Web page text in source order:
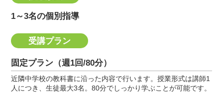
1～3名の個別指導
受講プラン
固定プラン（週1回/80分）
近隣中学校の教科書に沿った内容で行います。授業形式は講師1
人につき、生徒最大3名。80分でしっかり学ぶことが可能です。